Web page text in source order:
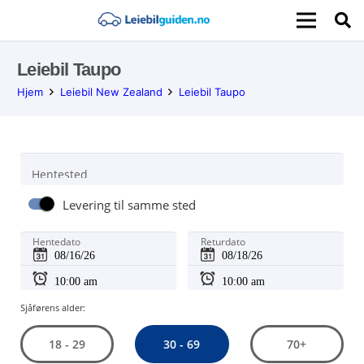
Leiebil Taupo
Hjem Leiebil New Zealand Leiebil Taupo
Hentested
Levering til samme sted
Hentedato Returdato
Sjåførens alder:
18 - 29 30 - 69 70+